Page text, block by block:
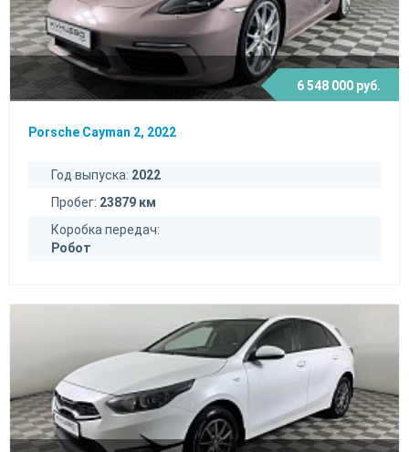
6 548 000 руб.
Porsche Cayman 2, 2022
Год выпуска: 2022
Пробег: 23879 км
Коробка передач:
Робот